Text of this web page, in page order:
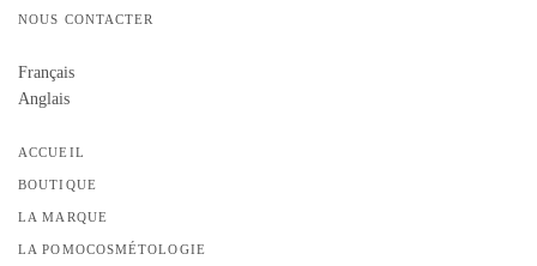
NOUS CONTACTER
Français
Anglais
ACCUEIL
BOUTIQUE
LA MARQUE
LA POMOCOSMÉTOLOGIE